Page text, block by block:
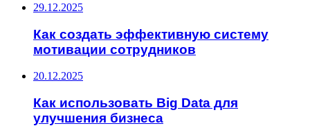
29.12.2025
Как создать эффективную систему
мотивации сотрудников
20.12.2025
Как использовать Big Data для
улучшения бизнеса